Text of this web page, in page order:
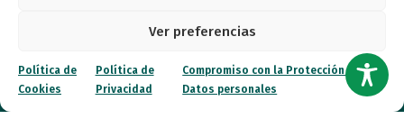
Ver preferencias
Política de
Cookies
Política de
Privacidad
Compromiso con la Protección de
Datos personales
Canal ético